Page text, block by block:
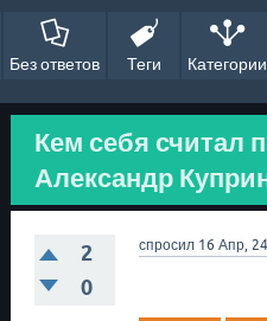
Без ответов Теги Категории
Кем себя считал
Александр
2
0
спросил 16 Апр, 24